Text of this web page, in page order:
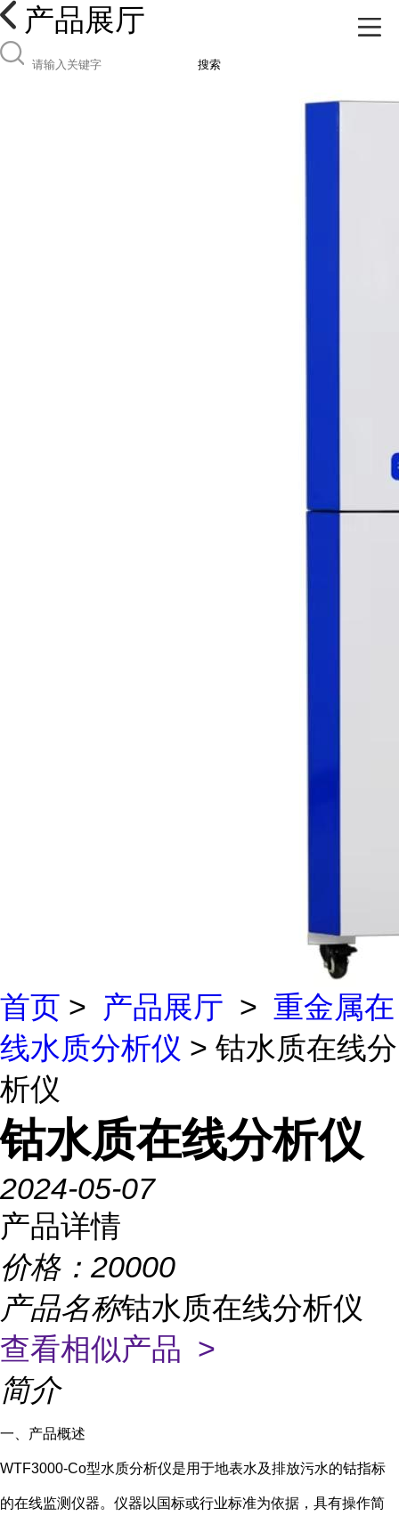
产品展厅
搜索
首页 > 产品展厅 > 重金属在
线水质分析仪 > 钴水质在线分
析仪
钴水质在线分析仪
2024-05-07
产品详情
价格： 20000
产品名称钴水质在线分析仪
查看相似产品 >
简介
一、产品概述
WTF3000-Co型水质分析仪是用于地表水及排放污水的钴指标
的在线监测仪器。仪器以国标或行业标准为依据，具有操作简